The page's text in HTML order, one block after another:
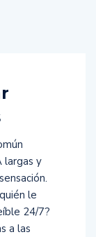
largas y
le
24/7?
a las